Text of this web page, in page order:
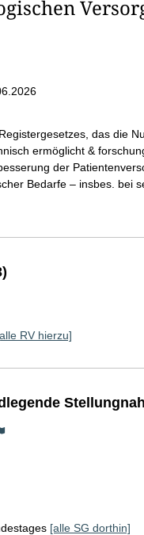
das die
ermöglicht &
der
Bedarfe – insbes. bei
RV hierzu]
[alle SG dorthin]